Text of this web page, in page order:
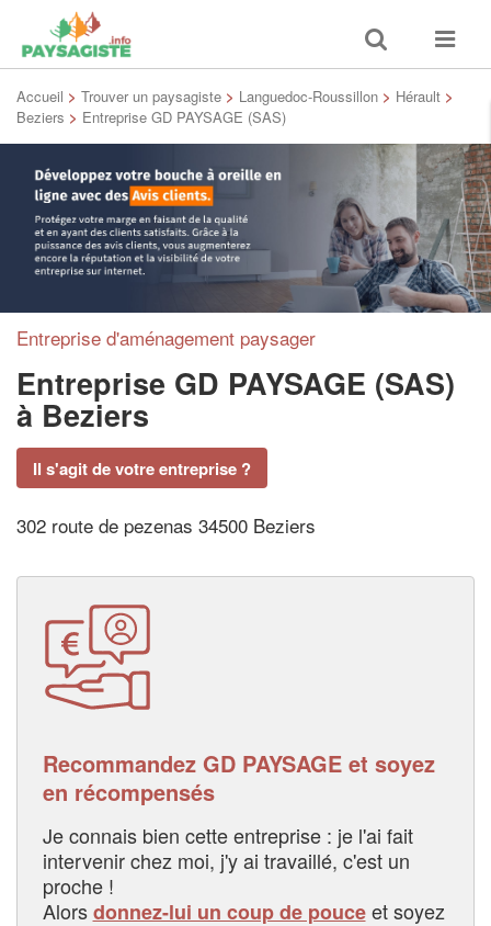
Toggle
search
Toggle
Accueil > Trouver un paysagiste > Languedoc-Roussillon > Hérault >
Beziers > Entreprise GD PAYSAGE (SAS)
Entreprise d'aménagement paysager
Entreprise GD PAYSAGE (SAS)
à Beziers
Il s'agit de votre entreprise ?
302 route de pezenas 34500 Beziers
Recommandez GD PAYSAGE et soyez
en récompensés
Je connais bien cette entreprise : je l'ai fait
intervenir chez moi, j'y ai travaillé, c'est un
proche !
Alorsdonnez-lui un coup de pouceet soyez